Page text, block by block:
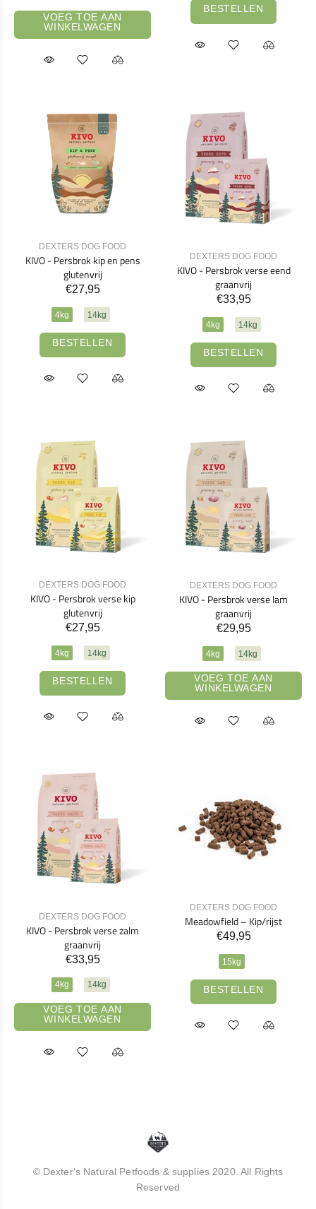
VOEG TOE AAN
WINKELWAGEN
BESTELLEN
DEXTERS DOG FOOD
KIVO - Persbrok kip en pens
glutenvrij
€27,95
4kg 14kg
BESTELLEN
DEXTERS DOG FOOD
KIVO - Persbrok verse eend
graanvrij
€33,95
4kg 14kg
BESTELLEN
DEXTERS DOG FOOD
KIVO - Persbrok verse kip
glutenvrij
€27,95
4kg 14kg
BESTELLEN
DEXTERS DOG FOOD
KIVO - Persbrok verse lam
graanvrij
€29,95
4kg 14kg
VOEG TOE AAN
WINKELWAGEN
DEXTERS DOG FOOD
KIVO - Persbrok verse zalm
graanvrij
€33,95
4kg 14kg
VOEG TOE AAN
WINKELWAGEN
DEXTERS DOG FOOD
Meadowfield – Kip/rijst
€49,95
15kg
BESTELLEN
© Dexter's Natural Petfoods & supplies 2020. All Rights
Reserved